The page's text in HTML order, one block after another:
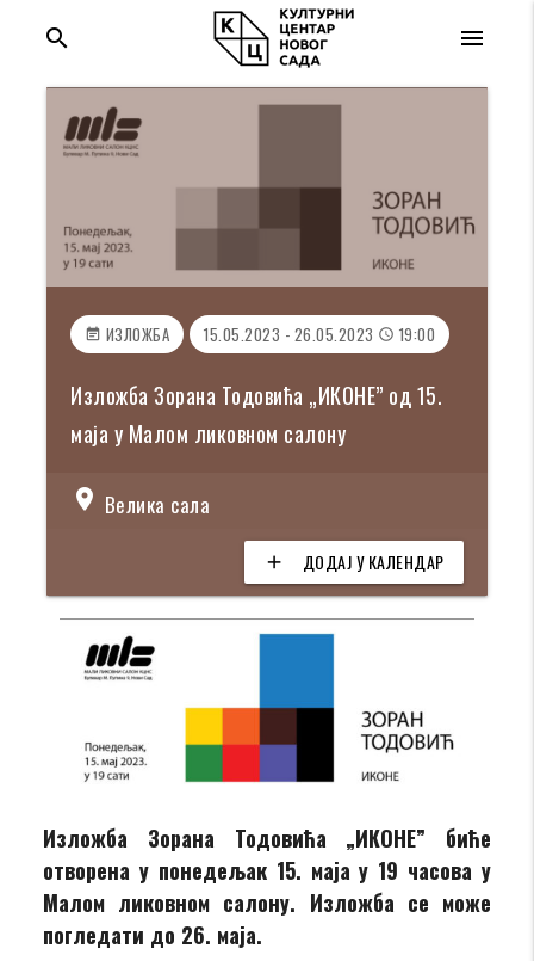
menu
search
event_note ИЗЛОЖБА 15.05.2023 - 26.05.2023 access_time 19:00
Изложба Зорана Тодовића „ИКОНЕ” од 15.
маја у Малом ликовном салону
location_on Велика сала
add ДОДАЈ У КАЛЕНДАР
Изложба Зорана Тодовића „ИКОНЕ” биће
отворена у понедељак 15. маја у 19 часова у
Малом ликовном салону. Изложба се може
погледати до 26. маја.